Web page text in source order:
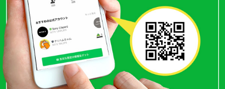
お問
Copyright （c）Satoh Dental Material co.LTD All Rights Reserved.